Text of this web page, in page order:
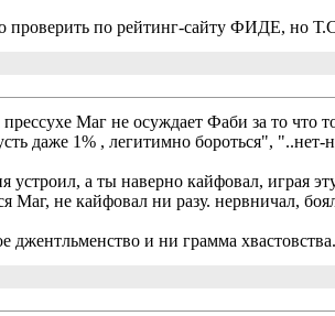
проверить по рейтинг-сайту ФИДЕ, но
Маг не осуждает Фаби за то что
даже 1% , легитимно бороться", "..нет-
устроил, а ты наверно кайфовал, играя
Маг, не кайфовал ни разу. нервничал,
джентльменство и ни грамма